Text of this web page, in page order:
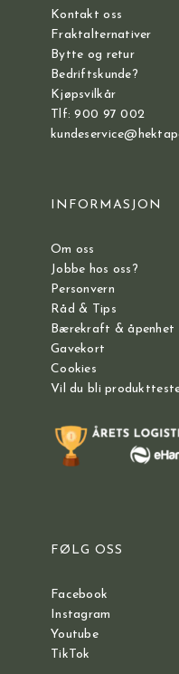
Kontakt oss
Fraktalternativer
Bytte og retur
Bedriftskunde?
Kjøpsvilkår
Tlf: 900 97 002
INFORMASJON
Om oss
Jobbe hos oss?
Personvern
Råd & Tips
Bærekraft & åpenhet
Gavekort
Cookies
Vil du bli
FØLG OSS
Facebook
Instagram
Youtube
TikTok